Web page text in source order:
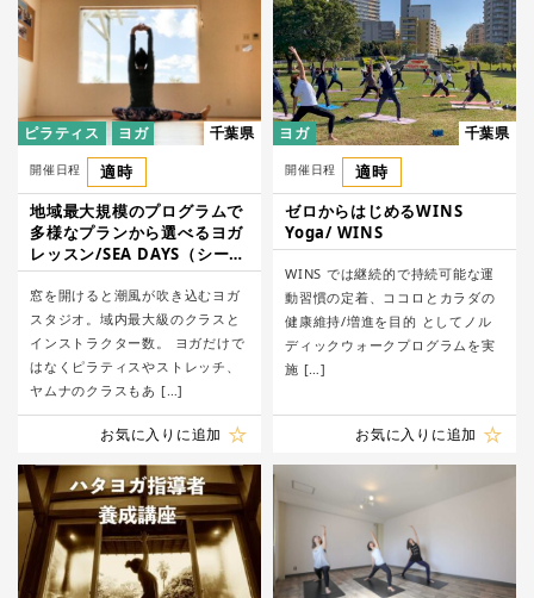
ピラティス ヨガ 千葉県
開催日程
適時
地域最大規模のプログラムで
多様なプランから選べるヨガ
レッスン/SEA DAYS（シーデ
イズ）
窓を開けると潮風が吹き込むヨガ
スタジオ。域内最大級のクラスと
インストラクター数。 ヨガだけで
はなくピラティスやストレッチ、
ヤムナのクラスもあ […]
お気に入りに追加
ヨガ 千葉県
開催日程
適時
ゼロからはじめるWINS
Yoga/ WINS
WINS では継続的で持続可能な運
動習慣の定着、ココロとカラダの
健康維持/増進を目的 としてノル
ディックウォークプログラムを実
施 […]
お気に入りに追加